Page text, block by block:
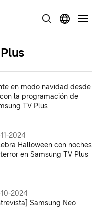
en modo navidad desde
la programación de
TV Plus
2024
Halloween con noches
en Samsung TV Plus
2024
Samsung Neo